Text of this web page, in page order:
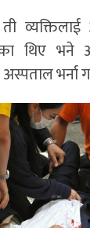
ती
थिए
भर्ना